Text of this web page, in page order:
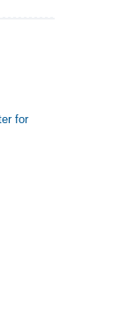
for